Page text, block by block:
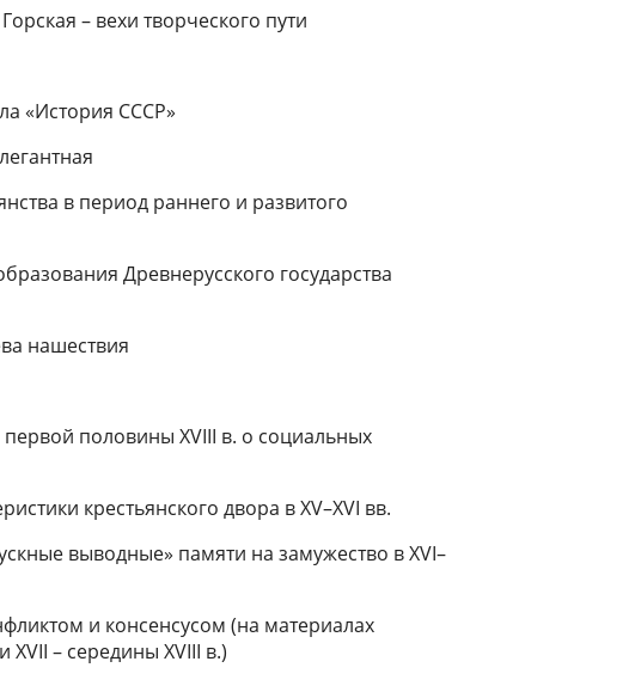
– вехи творческого пути
«История СССР»
в период раннего и развитого
Древнерусского государства
нашествия
половины XVIII в. о социальных
крестьянского двора в XV–XVI вв.
выводные» памяти на замужество в XVI–
и консенсусом (на материалах
– середины XVIII в.)